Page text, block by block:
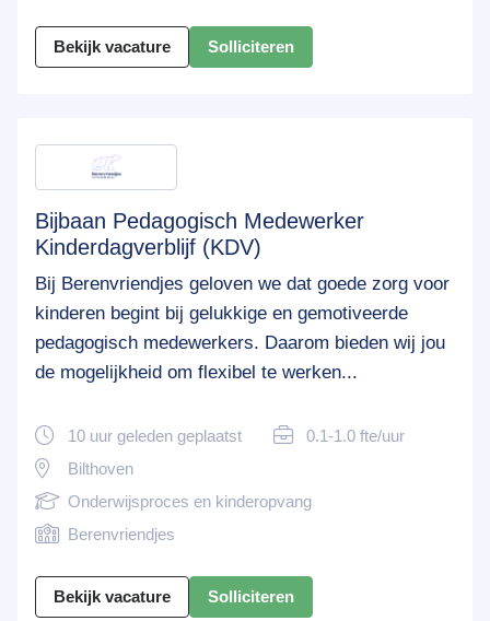
Bekijk vacature Solliciteren
Bijbaan Pedagogisch Medewerker
Kinderdagverblijf (KDV)
Bij Berenvriendjes geloven we dat goede zorg voor
kinderen begint bij gelukkige en gemotiveerde
pedagogisch medewerkers. Daarom bieden wij jou
de mogelijkheid om flexibel te werken...
10 uur geleden geplaatst
0.1-1.0 fte/uur
Bilthoven
Onderwijsproces en kinderopvang
Berenvriendjes
Bekijk vacature Solliciteren